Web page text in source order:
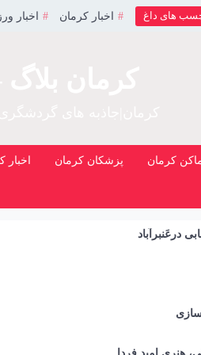
های داغ اخبار کرمان اخبار
کرمان پزشکان کرمان اخبار
درعَنبرآباد